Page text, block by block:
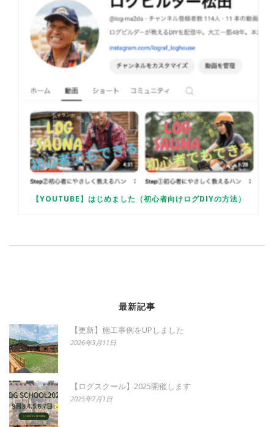
【YOUTUBE】はじめました（初心者向けログDIYの方法）
最新記事
【更新】施工事例をUPしました
2026年3月11日
【ログスクール】2025開催します
2025年7月1日